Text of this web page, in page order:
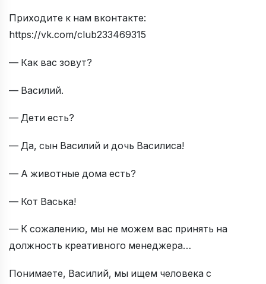
Приходите к нам вконтакте:
https://vk.com/club233469315
— Как вас зовут?
— Василий.
— Дети есть?
— Да, сын Василий и дочь Василиса!
— А животные дома есть?
— Кот Васька!
— К сожалению, мы не можем вас принять на
должность креативного менеджера…
Понимаете, Василий, мы ищем человека с